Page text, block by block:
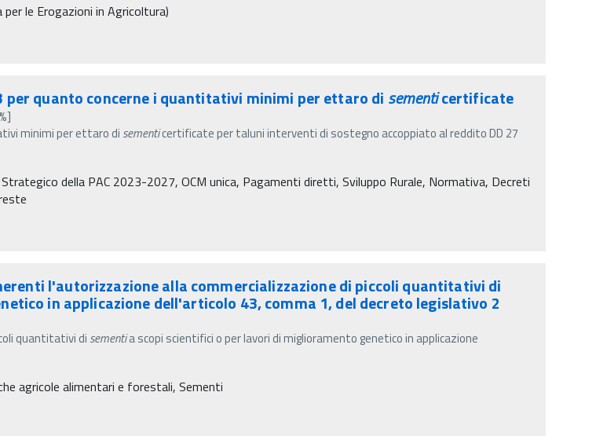
per le Erogazioni in Agricoltura)
per quanto concerne i quantitativi minimi per ettaro di sementicertificate
minimi per ettaro di sementicertificate per taluni interventi di sostegno accoppiato al reddito DD 27
della PAC 2023-2027, OCM unica, Pagamenti diretti, Sviluppo Rurale, Normativa, Decreti
l'autorizzazione alla commercializzazione di piccoli quantitativi di
in applicazione dell'articolo 43, comma 1, del decreto legislativo 2
quantitativi di sementia scopi scientifici o per lavori di miglioramento genetico in applicazione
agricole alimentari e forestali, Sementi